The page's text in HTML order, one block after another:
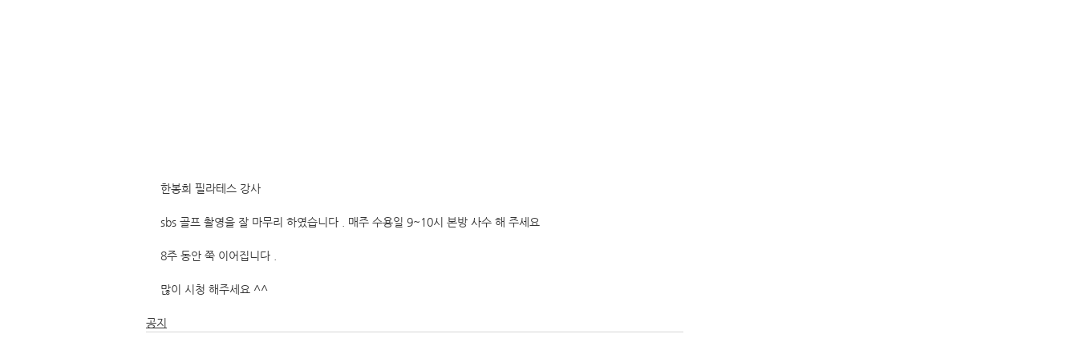
한봉희 필라테스 강사
sbs 골프 촬영을 잘 마무리 하였습니다 . 매주 수용일 9~10시 본방 사수 해 주세요
8주 동안 쭉 이어집니다 .
많이 시청 해주세요 ^^
공지